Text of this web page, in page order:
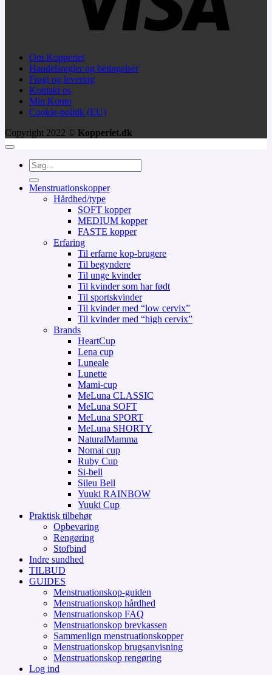
Om Kopperiet
Handelsregler og betingelser
Fragt og levering
Kontakt os
Min Konto
Cookie-politik (EU)
Copyright 2022 © Kopperiet.dk
Søg
efter:
Menstruationskopper
Hårdhed/type
SOFT kopper
MEDIUM kopper
FASTE kopper
Erfaring
Til erfarne kop-brugere
Til begyndere
Til unge kvinder
Til kvinder som har født
Til sportskvinder
Til kvinder med “low cervix”
Til kvinder med “high cervix”
Brands
HeartCup
Lena cup
Luneale
Lunette
Mami-cup
MeLuna CLASSIC
MeLuna SOFT
MeLuna SPORT
MeLuna SHORTY
NaturalMamma
Nomai cup
Ruby Cup
Si-bell
Sileu Bell
Yuuki RAINBOW
Yuuki Cup
Praktisk tilbehør
Opbevaring
Rengøring
Stofbind
Indre sundhed
TILBUD
GUIDES
Menstruationskop-guiden
Menstruationskop hårdhed
Menstruationskop FAQ
Menstruationskop brevkassen
Sammenlign menstruationskopper
Menstruationskop brugsanvisning
Menstruationskop rengøring
Log ind